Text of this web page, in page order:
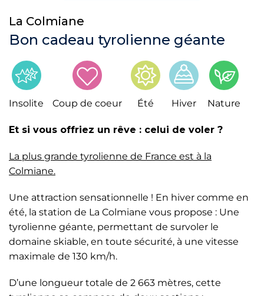
La Colmiane
Bon cadeau tyrolienne géante
Insolite Coup de coeur Été Hiver Nature
Et si vous offriez un rêve : celui de voler ?
La plus grande tyrolienne de France est à la
Colmiane.
Une attraction sensationnelle ! En hiver comme en
été, la station de La Colmiane vous propose : Une
tyrolienne géante, permettant de survoler le
domaine skiable, en toute sécurité, à une vitesse
maximale de 130 km/h.
D’une longueur totale de 2 663 mètres, cette